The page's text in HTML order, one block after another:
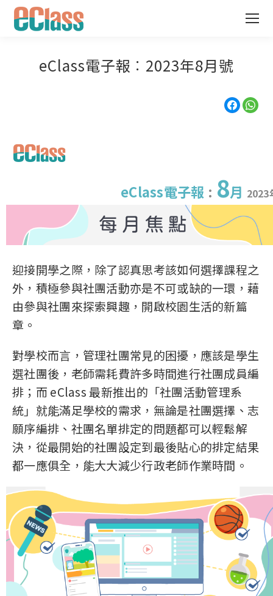
eClass電子報︰2023年8月號
eClass電子報 : 8月 2023
迎接開學之際，除了認真思考該如何選擇課程之
外，積極參與社團活動亦是不可或缺的一環，藉
由參與社團來探索興趣，開啟校園生活的新篇
章。
對學校而言，管理社團常見的困擾，應該是學生
選社團後，老師需耗費許多時間進行社團成員編
排；而 eClass 最新推出的「社團活動管理系
統」就能滿足學校的需求，無論是社團選擇、志
願序編排、社團名單排定的問題都可以輕鬆解
決，從最開始的社團設定到最後貼心的排定結果
都一應俱全，能大大減少行政老師作業時間。